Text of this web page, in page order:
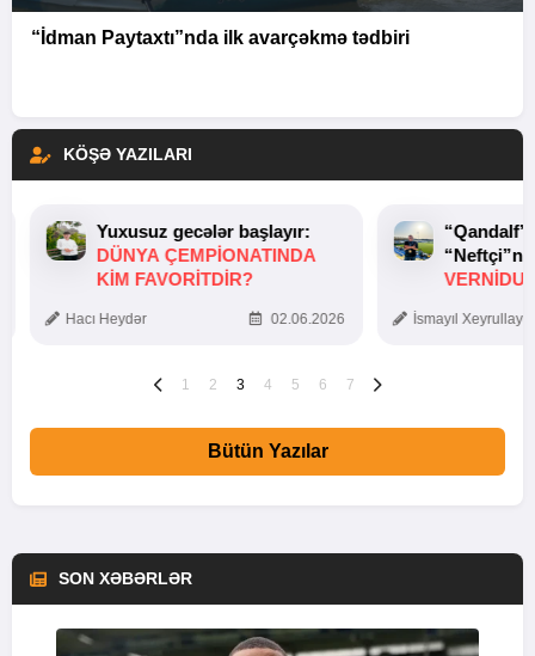
“İdman Paytaxtı”nda ilk avarçəkmə tədbiri
KÖŞƏ YAZILARI
Yuxusuz gecələr başlayır:
DÜNYA ÇEMPIONATINDA
KIM FAVORITDIR?
Hacı Heydər 02.06.2026 İsmayıl
1 2 3 4 5 6 7
Bütün Yazılar
SON XƏBƏRLƏR